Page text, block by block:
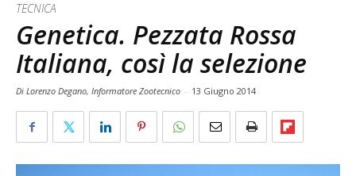
TECNICA
Genetica. Pezzata Rossa
Italiana, così la selezione
Di Lorenzo Degano, Informatore Zootecnico - 13 Giugno 2014